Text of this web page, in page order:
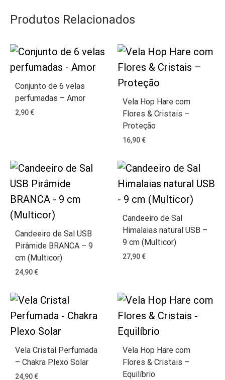
Produtos Relacionados
Conjunto de 6 velas
perfumadas – Amor
2,90€
Vela Hop Hare com
Flores & Cristais –
Proteção
16,90€
Candeeiro de Sal USB
Pirâmide BRANCA – 9
cm (Multicor)
24,90€
Candeeiro de Sal
Himalaias natural USB –
9 cm (Multicor)
27,90€
Vela Cristal Perfumada
– Chakra Plexo Solar
24,90€
Vela Hop Hare com
Flores & Cristais –
Equilíbrio